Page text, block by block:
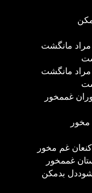
مراد مانگشت
مراد مانگشت
غممخور
غم مخور
غممخور
بدمکن